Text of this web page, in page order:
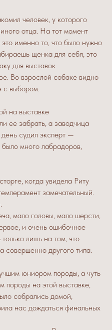
человек, у которого
отца. На тот момент
именно то, что было нужно
щенка для себя, это
для выставок
Во взрослой собаке видно
с выбором.
на выставке
ее забрать, а заводчица
судил эксперт —
много лабрадоров,
когда увидела Риту
замечательный.
мало головы, мало шерсти,
и очень ошибочное
лишь на том, что
совершенно другого типа.
юниором породы, а чуть
породы на этой выставке,
собрались домой,
нас дождаться финальных